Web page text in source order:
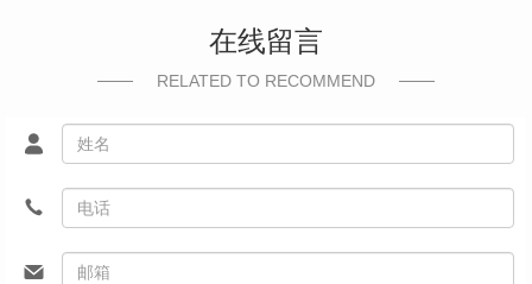
在线留言
RELATED TO RECOMMEND